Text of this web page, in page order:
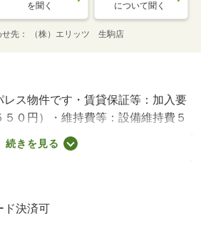
を聞く について聞く
せ先 （株）エリッツ 生駒店
ス物件です・賃貸保証等：加入要
５０円）・維持費等：設備維持費５
はＴＶドアホンで訪問者の顔を確認
には宅配ボックスが備え付けられて
：なし・駐輪場：有/鍵交換費
ﾞ 52250円/抗菌施工代 23760円
続きを見る
ド決済可